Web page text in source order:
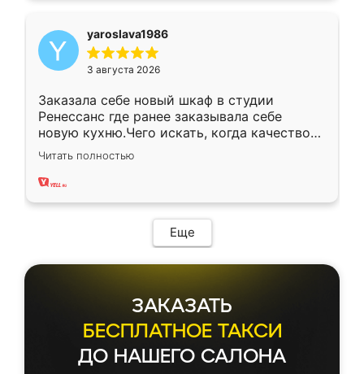
yaroslava1986
3 августа 2026
Заказала себе новый шкаф в студии
Ренессанс где ранее заказывала себе
новую кухню.Чего искать, когда качеством
вполне довольна. Служит кухня уже почти
два года, нареканий нет.
Читать полностью
Еще
ЗАКАЗАТЬ
БЕСПЛАТНОЕ ТАКСИ
ДО НАШЕГО САЛОНА